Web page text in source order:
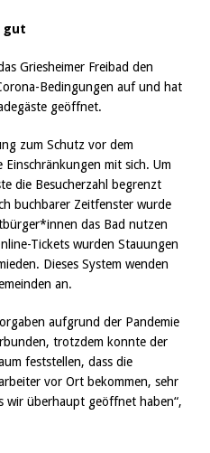
gut
Griesheimer Freibad den
Bedingungen auf und hat
geöffnet.
zum Schutz vor dem
mit sich. Um
die Besucherzahl begrenzt
buchbarer Zeitfenster wurde
das Bad nutzen
Tickets wurden Stauungen
Dieses System wenden
an.
aufgrund der Pandemie
trotzdem konnte der
feststellen, dass die
vor Ort bekommen, sehr
wir überhaupt geöffnet haben“,